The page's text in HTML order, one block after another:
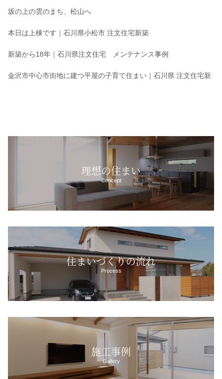
坂の上の雲のまち、松山へ
本日は上棟です｜石川県小松市 注文住宅新築
新築から18年｜石川県注文住宅 メンテナンス事例
金沢市中心市街地に建つ平屋の子育て住まい｜石川県 注文住宅新
理想の住まい
Concept
住まいづくりの流れ
Process
施工事例
Gallery